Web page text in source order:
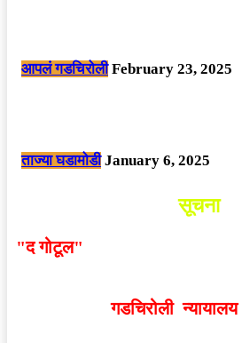
आपलं गडचिरोली February 23, 2025
ताज्या घडामोडी January 6, 2025
सूचना
"द गोटूल"
गडचिरोली न्यायालय